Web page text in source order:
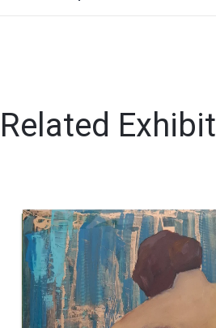
Related